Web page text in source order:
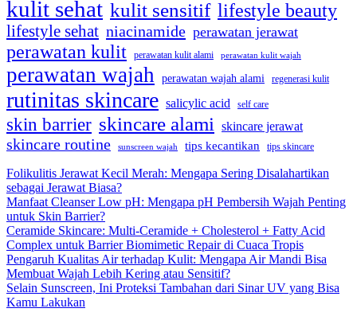
kulit sehat kulit sensitif lifestyle beauty
lifestyle sehat niacinamide perawatan jerawat
perawatan kulit perawatan kulit alami perawatan kulit wajah
perawatan wajah perawatan wajah alami regenerasi kulit
rutinitas skincare salicylic acid self care
skin barrier skincare alami skincare jerawat
skincare routine sunscreen wajah tips kecantikan tips skincare
Folikulitis Jerawat Kecil Merah: Mengapa Sering Disalahartikan
sebagai Jerawat Biasa?
Manfaat Cleanser Low pH: Mengapa pH Pembersih Wajah Penting
untuk Skin Barrier?
Ceramide Skincare: Multi-Ceramide + Cholesterol + Fatty Acid
Complex untuk Barrier Biomimetic Repair di Cuaca Tropis
Pengaruh Kualitas Air terhadap Kulit: Mengapa Air Mandi Bisa
Membuat Wajah Lebih Kering atau Sensitif?
Selain Sunscreen, Ini Proteksi Tambahan dari Sinar UV yang Bisa
Kamu Lakukan